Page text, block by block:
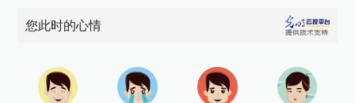
您此时的心情